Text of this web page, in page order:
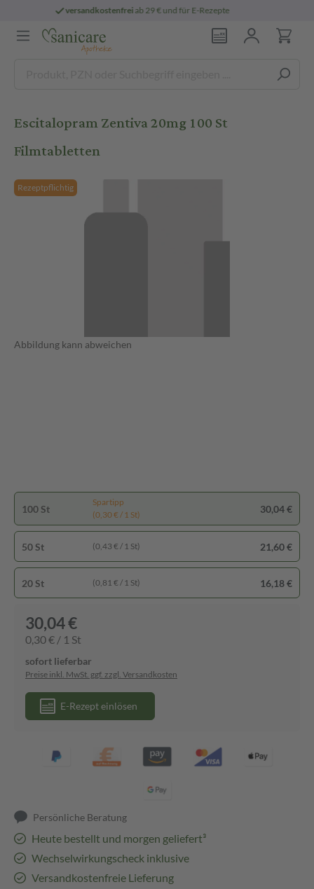
29 € und für E-Rezepte
Escitalopram Zentiva 20mg 100 St
Filmtabletten
Rezeptpflichtig
Abbildung kann abweichen
100 St
Spartipp
(0,30 € / 1 St)
30,04 €
50 St (0,43 € / 1 St) 21,60 €
20 St (0,81 € / 1 St) 16,18 €
30,04 €
0,30 € / 1 St
sofort lieferbar
Preise inkl. MwSt. ggf. zzgl. Versandkosten
E-Rezept einlösen
Persönliche Beratung
Heute bestellt und morgen geliefert³
Wechselwirkungscheck inklusive
Versandkostenfreie Lieferung